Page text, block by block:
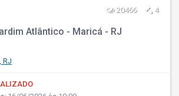
20466 4
Atlântico - Maricá - RJ
RJ